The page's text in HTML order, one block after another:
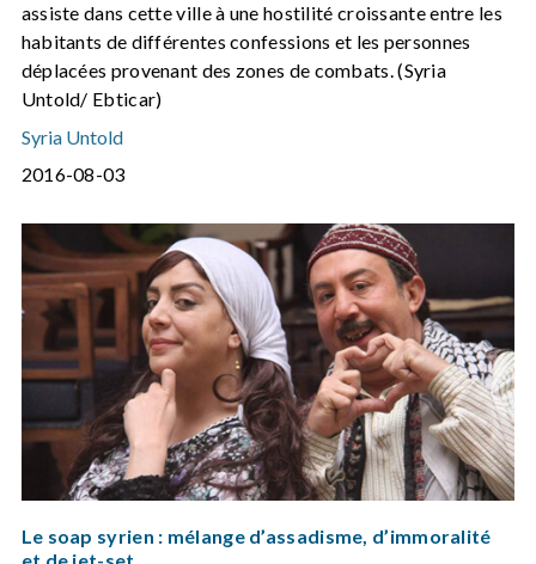
assiste dans cette ville à une hostilité croissante entre les
habitants de différentes confessions et les personnes
déplacées provenant des zones de combats. (Syria
Untold/ Ebticar)
Syria Untold
2016-08-03
Le soap syrien : mélange d’assadisme, d’immoralité